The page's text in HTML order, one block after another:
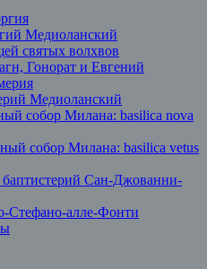
Медиоланский
святых волхвов
Гонорат и Евгений
Медиоланский
собор Милана: basilica nova
собор Милана: basilica vetus
Сан-Джованни-
Стефано-алле-Фонти